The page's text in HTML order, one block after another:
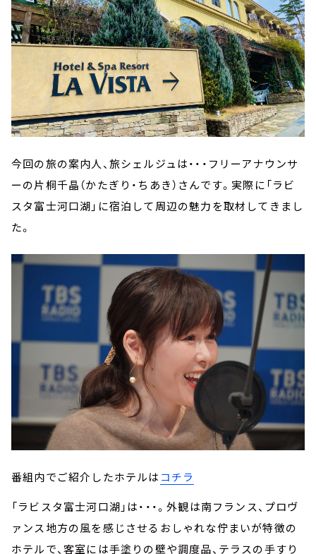
今回の旅の案内人、旅シェルジュは・・・フリーアナウンサ
ーの片桐千晶（かたぎり・ちあき）さんです。実際に「ラビ
スタ富士河口湖」に宿泊して周辺の魅力を取材してきまし
た。
番組内でご紹介したホテルは コチラ
「ラビスタ富士河口湖」は・・・。外観は南フランス、プロヴ
ァンス地方の風を感じさせるおしゃれな佇まいが特徴の
ホテルで、客室には手塗りの壁や調度品、テラスの手すり